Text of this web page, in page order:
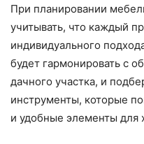
При планировании
учитывать, что каждый
индивидуального
будет гармонировать с
дачного участка, и
инструменты, которые
и удобные элементы для